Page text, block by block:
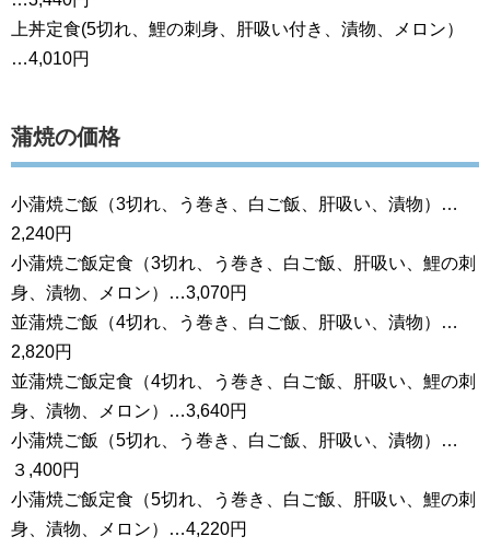
上丼定食(5切れ、鯉の刺身、肝吸い付き、漬物、メロン）
…4,010円
蒲焼の価格
小蒲焼ご飯（3切れ、う巻き、白ご飯、肝吸い、漬物）…
2,240円
小蒲焼ご飯定食（3切れ、う巻き、白ご飯、肝吸い、鯉の刺
身、漬物、メロン）…3,070円
並蒲焼ご飯（4切れ、う巻き、白ご飯、肝吸い、漬物）…
2,820円
並蒲焼ご飯定食（4切れ、う巻き、白ご飯、肝吸い、鯉の刺
身、漬物、メロン）…3,640円
小蒲焼ご飯（5切れ、う巻き、白ご飯、肝吸い、漬物）…
３,400円
小蒲焼ご飯定食（5切れ、う巻き、白ご飯、肝吸い、鯉の刺
身、漬物、メロン）…4,220円